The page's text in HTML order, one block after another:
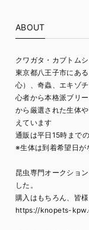
ABOUT
クワガタ・カブトム
東京都八王子市にあ
心）、奇蟲、エキゾ
心者から本格派ブリ
から厳選された生体
えています
通販は平日15時まで
※生体は到着希望日が
昆虫専門オークショ
した。
購入はもちろん、皆
https://knopets-